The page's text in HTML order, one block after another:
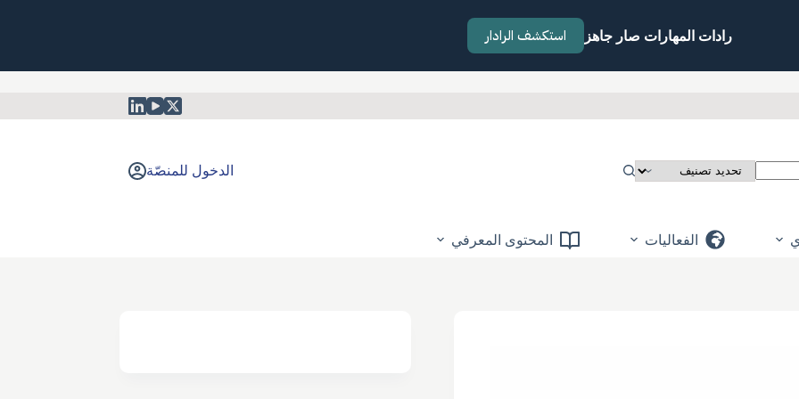
رادات المهارات صار جاهز استكشف الرادار
الدخول للمنصّة
الفعاليات المحتوى المعرفي